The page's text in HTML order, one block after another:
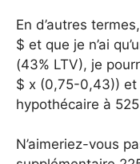
En d’autres
$ et que je n’ai
(43% LTV), je
$ x (0,75-0,43)) et
hypothécaire à
N’aimeriez-vous